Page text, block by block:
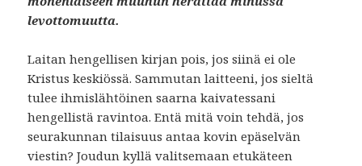
levottomuutta.
Laitan hengellisen kirjan pois, jos siinä ei ole
Kristus keskiössä. Sammutan laitteeni, jos sieltä
tulee ihmislähtöinen saarna kaivatessani
hengellistä ravintoa. Entä mitä voin tehdä, jos
seurakunnan tilaisuus antaa kovin epäselvän
viestin? Joudun kyllä valitsemaan etukäteen